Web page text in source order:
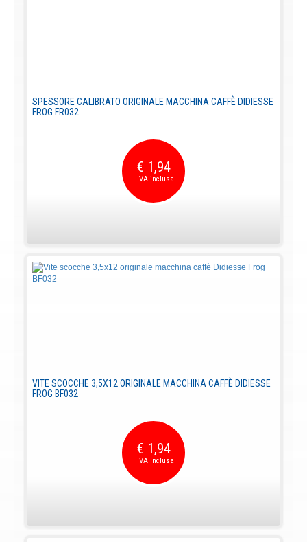
SPESSORE CALIBRATO ORIGINALE MACCHINA CAFFÈ DIDIESSE
FROG FR032
€ 1,94
VITE SCOCCHE 3,5X12 ORIGINALE MACCHINA CAFFÈ DIDIESSE
FROG BF032
€ 1,94